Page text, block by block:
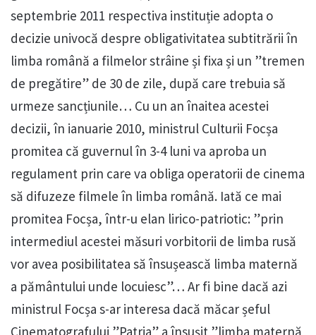
septembrie 2011 respectiva instituție adopta o
decizie univocă despre obligativitatea subtitrării în
limba română a filmelor strâine și fixa și un ”tremen
de pregătire” de 30 de zile, după care trebuia să
urmeze sancțiunile… Cu un an înaitea acestei
decizii, în ianuarie 2010, ministrul Culturii Focșa
promitea că guvernul în 3-4 luni va aproba un
regulament prin care va obliga operatorii de cinema
să difuzeze filmele în limba română. Iată ce mai
promitea Focșa, într-u elan lirico-patriotic: ”prin
intermediul acestei măsuri vorbitorii de limba rusă
vor avea posibilitatea să însușească limba maternă
a pământului unde locuiesc”… Ar fi bine dacă azi
ministrul Focșa s-ar interesa dacă măcar șeful
Cinematografului ”Patria” a însușit ”limba maternă